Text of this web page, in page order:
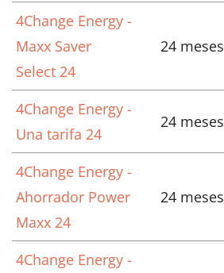
4Change Energy -
Maxx Saver
Select 24
24 meses
4Change Energy -
Una tarifa 24
24 meses
4Change Energy -
Ahorrador Power
Maxx 24
24 meses
4Change Energy -